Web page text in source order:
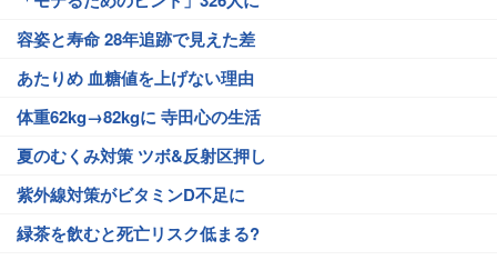
容姿と寿命 28年追跡で見えた差
あたりめ 血糖値を上げない理由
体重62kg→82kgに 寺田心の生活
夏のむくみ対策 ツボ&反射区押し
紫外線対策がビタミンD不足に
緑茶を飲むと死亡リスク低まる?